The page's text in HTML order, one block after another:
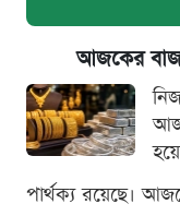
আজকের
পার্থক্য রয়েছে।